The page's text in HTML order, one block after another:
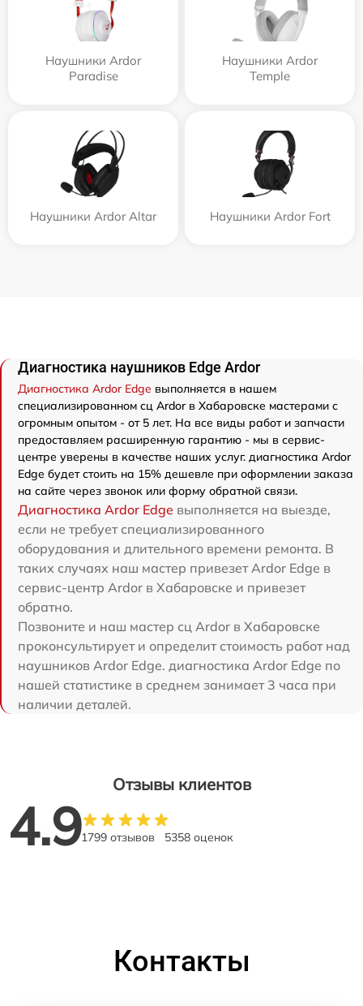
Наушники Ardor
Paradise
Наушники Ardor
Temple
Наушники Ardor Аltar Наушники Ardor Fort
Диагностика наушников Edge Ardor
Диагностика Ardor Edge выполняется в нашем
специализированном сц Ardor в Хабаровске мастерами с
огромным опытом - от 5 лет. На все виды работ и запчасти
предоставляем расширенную гарантию - мы в сервис-
центре уверены в качестве наших услуг. диагностика Ardor
Edge будет стоить на 15% дешевле при оформлении заказа
на сайте через звонок или форму обратной связи.
Диагностика Ardor Edge выполняется на выезде,
если не требует специализированного
оборудования и длительного времени ремонта. В
таких случаях наш мастер привезет Ardor Edge в
сервис-центр Ardor в Хабаровске и привезет
обратно.
Позвоните и наш мастер сц Ardor в Хабаровске
проконсультирует и определит стоимость работ над
наушников Ardor Edge. диагностика Ardor Edge по
нашей статистике в среднем занимает 3 часа при
наличии деталей.
Отзывы клиентов
4.91799 отзывов 5358 оценок
Контакты